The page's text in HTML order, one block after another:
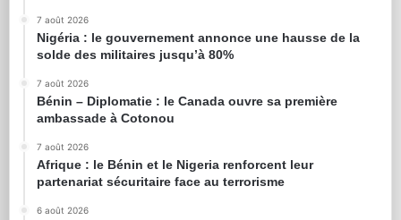
7 août 2026
Nigéria : le gouvernement annonce une hausse de la
solde des militaires jusqu’à 80%
7 août 2026
Bénin – Diplomatie : le Canada ouvre sa première
ambassade à Cotonou
7 août 2026
Afrique : le Bénin et le Nigeria renforcent leur
partenariat sécuritaire face au terrorisme
6 août 2026